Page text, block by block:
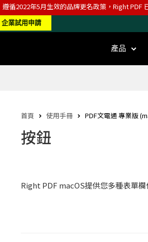
遵循2022年5月生效的品牌更名政策，Right PDF
企業試用申請
產品
首頁 使用手冊 PDF文電通 專業版
按鈕
Right PDF macOS提供您多種表單